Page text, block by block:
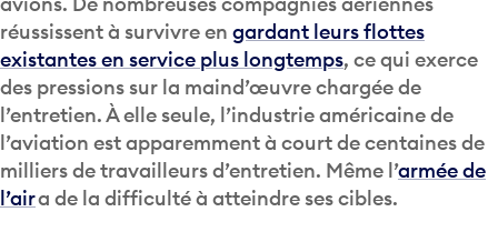
réussissent à survivre en gardant leurs flottes
existantes en service plus longtemps, ce qui exerce
des pressions sur la maind’œuvre chargée de
l’entretien. À elle seule, l’industrie américaine de
l’aviation est apparemment à court de centaines de
milliers de travailleurs d’entretien. Même l’armée de
l’aira de la difficulté à atteindre ses cibles.